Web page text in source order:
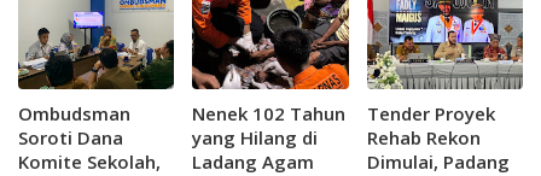
Ombudsman
Soroti Dana
Komite Sekolah,
Nenek 102 Tahun
yang Hilang di
Ladang Agam
Tender Proyek
Rehab Rekon
Dimulai, Padang